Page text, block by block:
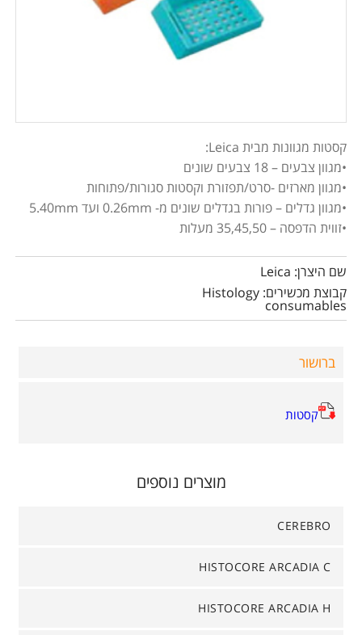
קסטות מגוונות מבית Leica:
•מגוון צבעים – 18 צבעים שונים
•מגוון מארזים -סרט/תפזורת וקסטות סגורות/פתוחות
•מגוון גדלים – פורות בגדלים שונים מ- 0.26mm ועד 5.40mm
•זווית הדפסה – 35,45,50 מעלות
שם היצרן: Leica
קבוצת מכשירים: Histology
consumables
ברושור
קסטות
מוצרים נוספים
CEREBRO
HISTOCORE ARCADIA C
HISTOCORE ARCADIA H